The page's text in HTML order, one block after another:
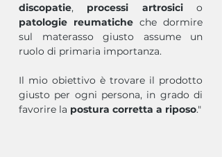
discopatie, processi artrosicio
patologie reumatiche che dormire
sul materasso giusto assume un
ruolo di primaria importanza.​
Il mio obiettivo è trovare il prodotto
giusto per ogni persona, in grado di
favorire la postura corretta a riposo."